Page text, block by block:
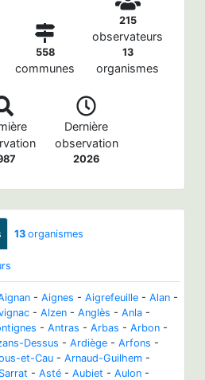
558
communes
215
observateurs
13
organismes
Dernière
observation
2026
13 organismes
- Aignes - Aigrefeuille - Alan -
- Alzen - Anglès - Anla -
- Antras - Arbas - Arbon -
Dessus - Ardiège - Arfons -
et-Cau - Arnaud-Guilhem -
- Asté - Aubiet - Aulon -